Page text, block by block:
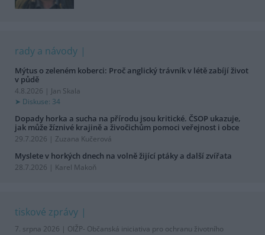
rady a návody
Mýtus o zeleném koberci: Proč anglický trávník v létě zabíjí život
v půdě
4.8.2026 | Jan Skala
Diskuse: 34
Dopady horka a sucha na přírodu jsou kritické. ČSOP ukazuje,
jak může žíznivé krajině a živočichům pomoci veřejnost i obce
29.7.2026 | Zuzana Kučerová
Myslete v horkých dnech na volně žijící ptáky a další zvířata
28.7.2026 | Karel Makoň
tiskové zprávy
7. srpna 2026 | OIŽP- Občanská iniciativa pro ochranu životního